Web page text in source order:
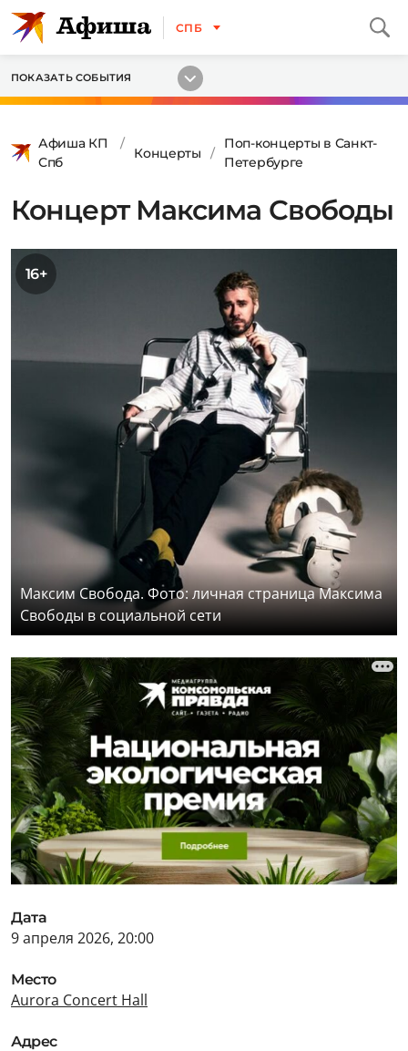
СПБ
ПОКАЗАТЬ СОБЫТИЯ
Афиша КП
Спб
Концерты
Поп-концерты в Санкт-
Петербурге
Концерт Максима Свободы
16+
Максим Свобода. Фото: личная страница Максима
Свободы в социальной сети
Дата
9 апреля 2026, 20:00
Место
Aurora Concert Hall
Адрес